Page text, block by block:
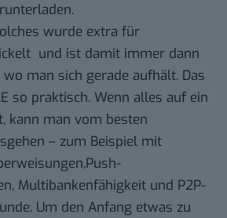
wurde extra für
und ist damit immer dann
man sich gerade aufhält. Das
so praktisch. Wenn alles auf ein
kann man vom besten
– zum Beispiel mit
Multibankenfähigkeit und P2P-
Um den Anfang etwas zu